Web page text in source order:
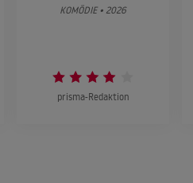
KOMÖDIE • 2026
prisma-Redaktion